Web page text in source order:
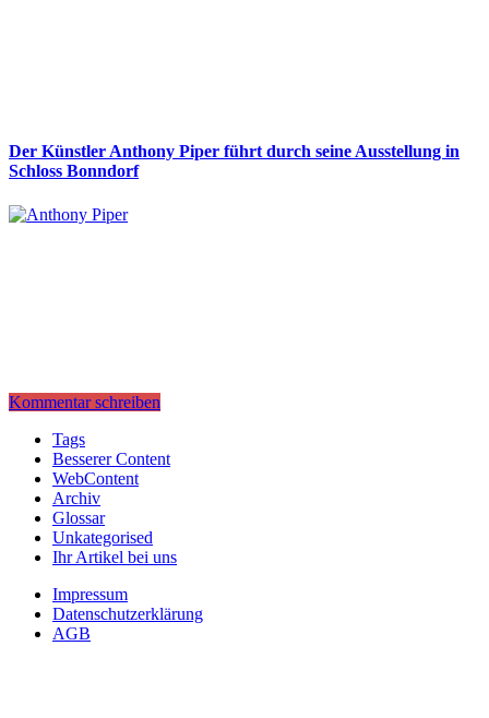
Der Künstler Anthony Piper führt durch seine Ausstellung in
Schloss Bonndorf
Kommentar schreiben
Tags
Besserer Content
WebContent
Archiv
Glossar
Unkategorised
Ihr Artikel bei uns
Impressum
Datenschutzerklärung
AGB